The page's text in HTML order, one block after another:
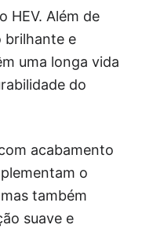
HEV. Além de
brilhante e
uma longa vida
do
acabamento
o
também
suave e